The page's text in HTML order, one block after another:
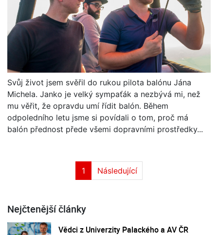
Svůj život jsem svěřil do rukou pilota balónu Jána
Michela. Janko je velký sympaťák a nezbývá mi, než
mu věřit, že opravdu umí řídit balón. Během
odpoledního letu jsme si povídali o tom, proč má
balón přednost přede všemi dopravními prostředky...
1 Následující
Nejčtenější články
Vědci z Univerzity Palackého a AV ČR